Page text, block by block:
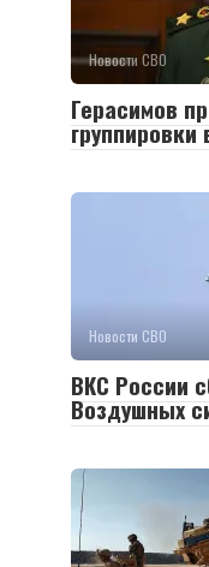
Новости СВО
Герасимов
Новости СВО
ВКС России
Воздушных